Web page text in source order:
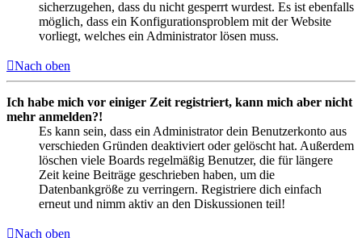
sicherzugehen, dass du nicht gesperrt wurdest. Es ist ebenfalls
möglich, dass ein Konfigurationsproblem mit der Website
vorliegt, welches ein Administrator lösen muss.
Nach oben
Ich habe mich vor einiger Zeit registriert, kann mich aber nicht
mehr anmelden?!
Es kann sein, dass ein Administrator dein Benutzerkonto aus
verschieden Gründen deaktiviert oder gelöscht hat. Außerdem
löschen viele Boards regelmäßig Benutzer, die für längere
Zeit keine Beiträge geschrieben haben, um die
Datenbankgröße zu verringern. Registriere dich einfach
erneut und nimm aktiv an den Diskussionen teil!
Nach oben